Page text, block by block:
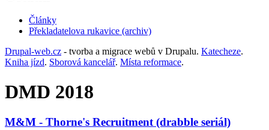
Články
Překladatelova rukavice (archiv)
new
tab)
Drupal-web.cz - tvorba a migrace webů v Drupalu. Katecheze.
Kniha jízd. Sborová kancelář. Místa reformace.
DMD 2018
M&M - Thorne's Recruitment (drabble seriál)